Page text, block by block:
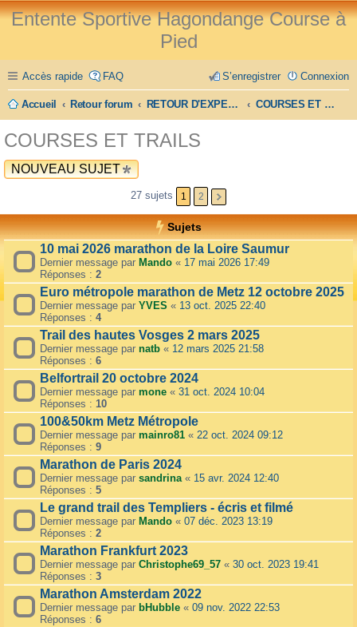
Entente Sportive Hagondange Course à
Pied
Accès rapide FAQ Connexion
S’enregistrer
Accueil Retour forum RETOUR D'EXPERIENCE COURSES ET TRAILS
COURSES ET TRAILS
NOUVEAU SUJET
27 sujets 1 2
Sujets
10 mai 2026 marathon de la Loire Saumur
Dernier message par Mando « 17 mai 2026 17:49
Réponses : 2
Euro métropole marathon de Metz 12 octobre 2025
Dernier message par YVES « 13 oct. 2025 22:40
Réponses : 4
Trail des hautes Vosges 2 mars 2025
Dernier message par natb « 12 mars 2025 21:58
Réponses : 6
Belfortrail 20 octobre 2024
Dernier message par mone « 31 oct. 2024 10:04
Réponses : 10
100&50km Metz Métropole
Dernier message par mainro81 « 22 oct. 2024 09:12
Réponses : 9
Marathon de Paris 2024
Dernier message par sandrina« 15 avr. 2024 12:40
Réponses : 5
Le grand trail des Templiers - écris et filmé
Dernier message par Mando « 07 déc. 2023 13:19
Réponses : 2
Marathon Frankfurt 2023
Dernier message par Christophe69_57 « 30 oct. 2023 19:41
Réponses : 3
Marathon Amsterdam 2022
Dernier message par bHubble « 09 nov. 2022 22:53
Réponses : 6